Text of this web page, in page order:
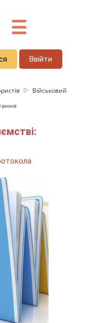
☰
Ввійти
Військовий